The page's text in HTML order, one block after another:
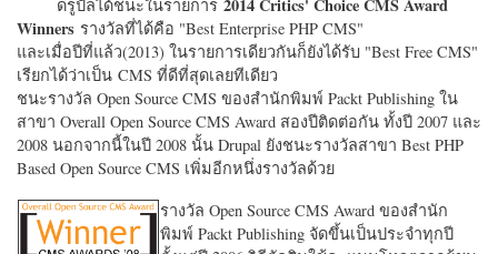
ดรูปัลได้ชนะในรายการ 2014 Critics' Choice CMS Award
Winners รางวัลที่ได้คือ "Best Enterprise PHP CMS"
และเมื่อปีที่แล้ว(2013) ในรายการเดียวกันก็ยังได้รับ "Best Free CMS"
เรียกได้ว่าเป็น CMS ที่ดีที่สุดเลยทีเดียว
ชนะรางวัล Open Source CMS ของสำนักพิมพ์ Packt Publishing ใน
สาขา Overall Open Source CMS Award สองปีติดต่อกัน ทั้งปี 2007 และ
2008 นอกจากนี้ในปี 2008 นั้น Drupal ยังชนะรางวัลสาขา Best PHP
Based Open Source CMS เพิ่มอีกหนึ่งรางวัลด้วย
รางวัล Open Source CMS Award ของสำนัก
พิมพ์ Packt Publishing จัดขึ้นเป็นประจำทุกปี